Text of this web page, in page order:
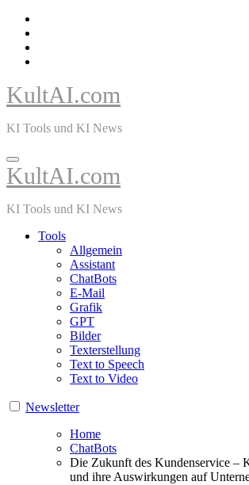
KultAI.com
KI Tools und KI News
KultAI.com
KI Tools und KI News
Tools
Allgemein
Assistant
ChatBots
E-Mail
Grafik
GPT
Bilder
Texterstellung
Text to Speech
Text to Video
Newsletter
Home
ChatBots
Die Zukunft des Kundenservice –
und ihre Auswirkungen auf